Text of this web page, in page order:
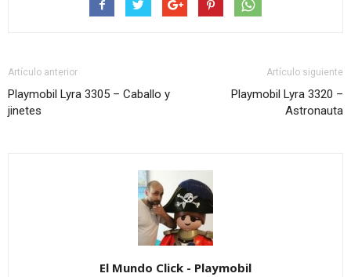
Artículo anterior
Playmobil Lyra 3305 – Caballo y
jinetes
Artículo siguiente
Playmobil Lyra 3320 –
Astronauta
El Mundo Click - Playmobil